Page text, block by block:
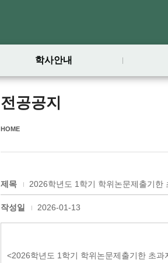
학사안내
HOME
전공공지
제목 2026학년도 1학기 학위논문제출기한
작성일 2026-01-13
<2026학년도 1학기 학위논문제출기한 초